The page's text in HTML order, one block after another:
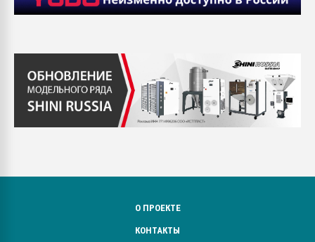
О ПРОЕКТЕ
КОНТАКТЫ